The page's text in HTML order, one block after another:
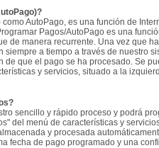
AutoPago, es una función de
Pagos/AutoPago es una
de manera recurrente. Una vez que
siempre a tiempo a través de nuestro
de que el pago se ha procesado. Se
y servicios, situado a la
sencillo y rápido proceso y podrá
del menú de características y
y procesada
fecha de pago programado y una